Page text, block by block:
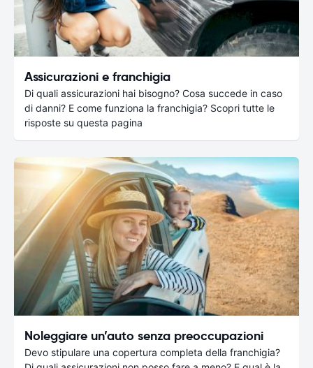
Assicurazioni e franchigia
Di quali assicurazioni hai bisogno? Cosa succede in caso
di danni? E come funziona la franchigia? Scopri tutte le
risposte su questa pagina
Noleggiare un’auto senza preoccupazioni
Devo stipulare una copertura completa della franchigia?